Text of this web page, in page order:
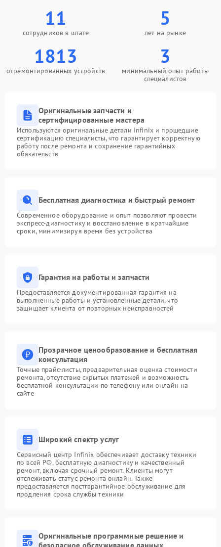
11
сотрудников в штате
5
лет на рынке
1813
отремонтированных устройств
3
минимальный опыт работы
специалистов
Оригинальные запчасти и
сертифицированные мастера
Используются оригинальные детали Infinix и прошедшие
сертификацию специалисты, что гарантирует корректную
работу после ремонта и сохранение гарантийных
обязательств
Бесплатная диагностика и быстрый ремонт
Современное оборудование и опыт позволяют провести
экспресс-диагностику и восстановление в кратчайшие
сроки, минимизируя время без устройства
Гарантия на работы и запчасти
Предоставляется документированная гарантия на
выполненные работы и установленные детали, что
защищает клиента от повторных неисправностей
Прозрачное ценообразование и бесплатная
консультация
Точные прайс-листы, предварительная оценка стоимости
ремонта, отсутствие скрытых платежей и возможность
бесплатной консультации по телефону или онлайн на
сайте
Широкий спектр услуг
Сервисный центр Infinix обеспечивает доставку техники
по всей РФ, бесплатную диагностику и качественный
ремонт, включая срочный ремонт. Клиенты могут
отслеживать статус ремонта онлайн. Также
предоставляется постгарантийное обслуживание для
продления срока службы техники
Оригинальные программные решение и
безопасное обслуживание данных